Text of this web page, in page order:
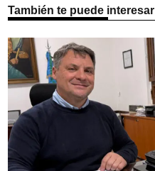
También te puede interesar